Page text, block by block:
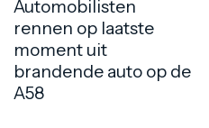
Automobilisten
rennen op laatste
moment uit
brandende auto op de
A58